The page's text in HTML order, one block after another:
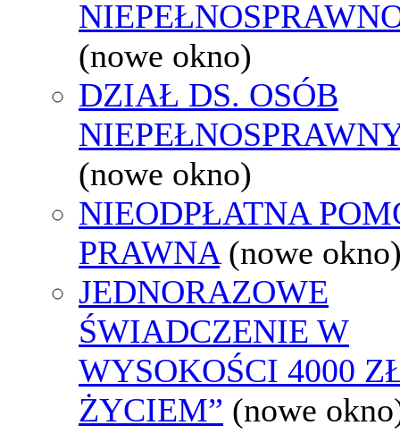
(nowe okno)
DZIAŁ DS. OSÓB
(nowe okno)
NIEODPŁATNA
PRAWNA (nowe
JEDNORAZOWE
ŚWIADCZENIE W
WYSOKOŚCI 4000
ŻYCIEM” (nowe